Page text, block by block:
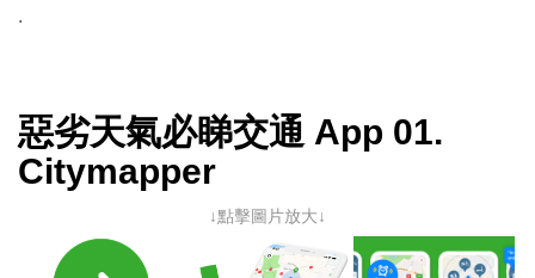
.
惡劣天氣必睇交通 App 01.
Citymapper
↓點擊圖片放大↓